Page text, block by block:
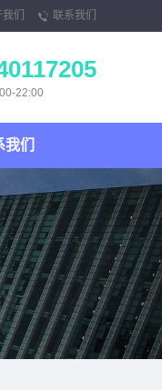
们 联系我们
22:00
们